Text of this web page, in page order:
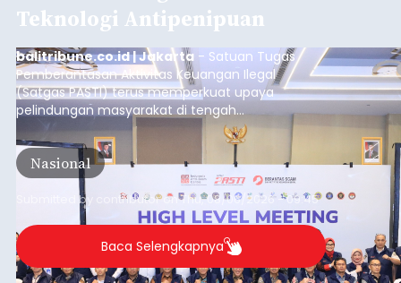
Teknologi Antipenipuan
balitribune.co.id | Jakarta - Satuan Tugas
Pemberantasan Aktivitas Keuangan Ilegal
(Satgas PASTI) terus memperkuat upaya
pelindungan masyarakat di tengah
meningkatnya ancaman penipuan digital yang
semakin kompleks.
Nasional
Submitted by contributoronThu, 08/06/2026 - 09:45
Baca Selengkapnya